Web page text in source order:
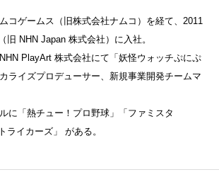
コゲームス（旧株式会社ナムコ）を経て、2011
旧 NHN Japan 株式会社）に入社。
PlayArt 株式会社にて「妖怪ウォッチぷにぷ
ライズプロデューサー、新規事業開発チームマ
に「熱チュー！プロ野球」「ファミスタ
ライカーズ」 がある。